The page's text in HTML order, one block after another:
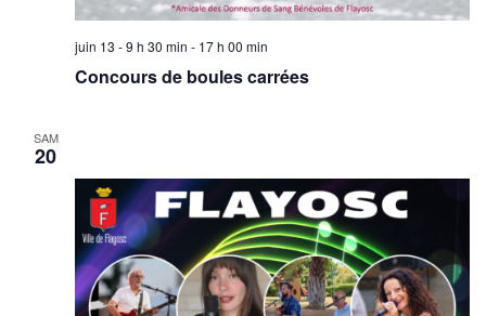
juin 13 - 9 h 30 min - 17 h 00 min
Concours de boules carrées
SAM
20